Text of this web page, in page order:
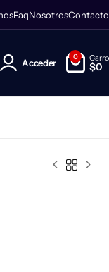
FaqNosotrosContacto
Acceder
Acceder 0 Carro
$0